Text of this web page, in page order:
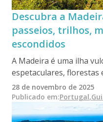
Descubra a
passeios, trilhos,
escondidos
A Madeira é uma ilha
espetaculares,
levadas de classe
paisagens mais
guia destaca as
piscinas naturais,
28 de novembro de 2025
Publicado em:Portugal,